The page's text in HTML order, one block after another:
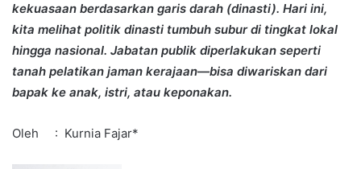
kekuasaan berdasarkan garis darah (dinasti). Hari ini,
kita melihat politik dinasti tumbuh subur di tingkat lokal
hingga nasional. Jabatan publik diperlakukan seperti
tanah pelatikan jaman kerajaan—bisa diwariskan dari
bapak ke anak, istri, atau keponakan.
Oleh : Kurnia Fajar*